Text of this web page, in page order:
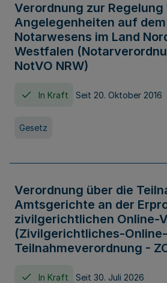
Verordnung zur Regelung
Angelegenheiten auf
Notarwesens im Land
Westfalen
NotVO NRW)
In Kraft Seit 20. Oktober 2016
Gesetz
Verordnung über die
Amtsgerichte an der
zivilgerichtlichen Online-
(Zivilgerichtliches-
Teilnahmeverordnung -
In Kraft Seit 30. Juli 2026